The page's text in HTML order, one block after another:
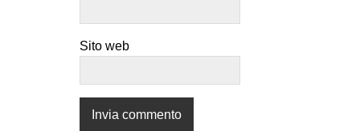
Sito web